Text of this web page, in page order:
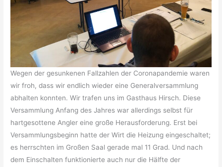
Wegen der gesunkenen Fallzahlen der Coronapandemie waren
wir froh, dass wir endlich wieder eine Generalversammlung
abhalten konnten. Wir trafen uns im Gasthaus Hirsch. Diese
Versammlung Anfang des Jahres war allerdings selbst für
hartgesottene Angler eine große Herausforderung. Erst bei
Versammlungsbeginn hatte der Wirt die Heizung eingeschaltet;
es herrschten im Großen Saal gerade mal 11 Grad. Und nach
dem Einschalten funktionierte auch nur die Hälfte der